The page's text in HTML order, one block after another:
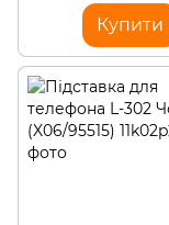
Купити